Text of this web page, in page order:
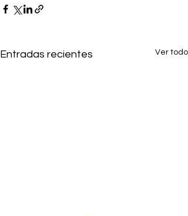
Entradas recientes Ver todo